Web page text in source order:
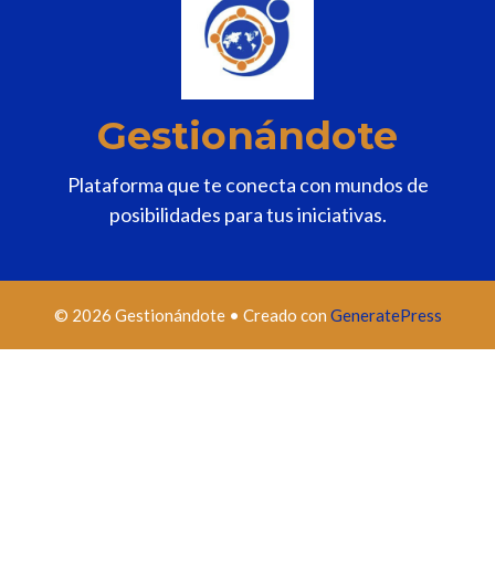
Gestionándote
Plataforma que te conecta con mundos de
posibilidades para tus iniciativas.
© 2026 Gestionándote• Creado con GeneratePress